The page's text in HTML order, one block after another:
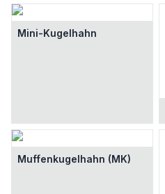
Mini-Kugelhahn
Muffenkugelhahn (MK)